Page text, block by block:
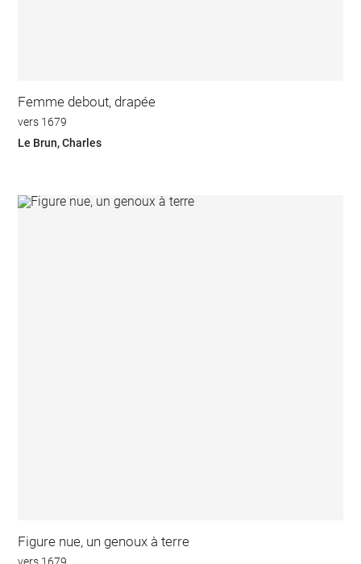
Femme debout, drapée
vers 1679
Le Brun, Charles
Figure nue, un genoux à terre